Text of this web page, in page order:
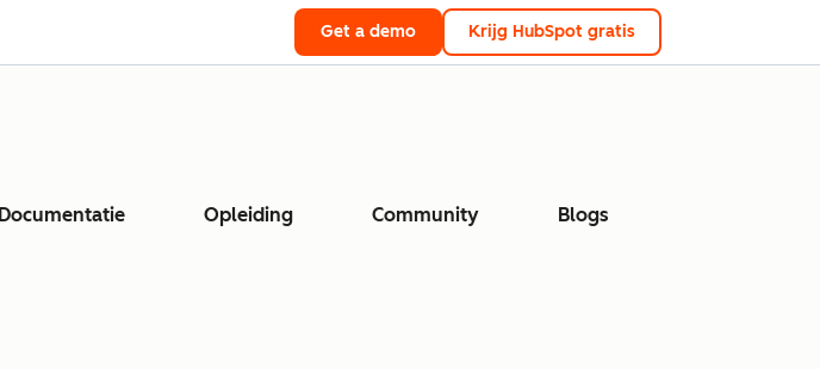
Get a demo Krijg HubSpot gratis
Documentatie Opleiding Community Blogs